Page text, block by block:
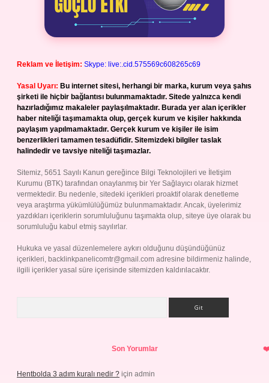
Reklam ve İletişim: Skype: live:.cid.575569c608265c69
Yasal Uyarı: Bu internet sitesi, herhangi bir marka, kurum veya şahıs
şirketi ile hiçbir bağlantısı bulunmamaktadır. Sitede yalnızca kendi
hazırladığımız makaleler paylaşılmaktadır. Burada yer alan içerikler
haber niteliği taşımamakta olup, gerçek kurum ve kişiler hakkında
paylaşım yapılmamaktadır. Gerçek kurum ve kişiler ile isim
benzerlikleri tamamen tesadüfidir. Sitemizdeki bilgiler taslak
halindedir ve tavsiye niteliği taşımazlar.
Sitemiz, 5651 Sayılı Kanun gereğince Bilgi Teknolojileri ve İletişim
Kurumu (BTK) tarafından onaylanmış bir Yer Sağlayıcı olarak hizmet
vermektedir. Bu nedenle, sitedeki içerikleri proaktif olarak denetleme
veya araştırma yükümlülüğümüz bulunmamaktadır. Ancak, üyelerimiz
yazdıkları içeriklerin sorumluluğunu taşımakta olup, siteye üye olarak bu
sorumluluğu kabul etmiş sayılırlar.
Hukuka ve yasal düzenlemelere aykırı olduğunu düşündüğünüz
içerikleri, backlinkpanelicomtr@gmail.com adresine bildirmeniz halinde,
ilgili içerikler yasal süre içerisinde sitemizden kaldırılacaktır.
Son Yorumlar
Hentbolda 3 adım kuralı nedir ? için admin